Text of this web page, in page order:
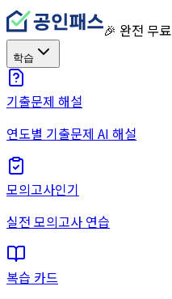
🎉 완전 무료
학습
기출문제 해설
연도별 기출문제 AI 해설
모의고사인기
실전 모의고사 연습
복습 카드